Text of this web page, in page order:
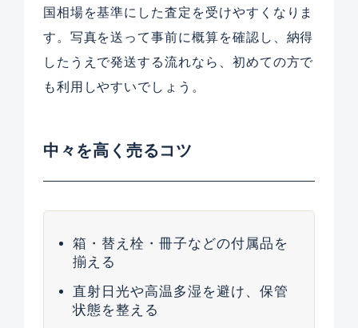
国相場を基準にした査定を受けやすくなりま
す。写真を送って事前に概算を確認し、納得
したうえで発送する流れなら、初めての方で
も利用しやすいでしょう。
中々を高く売るコツ
箱・替え栓・冊子などの付属品を
揃える
直射日光や高温多湿を避け、保管
状態を整える